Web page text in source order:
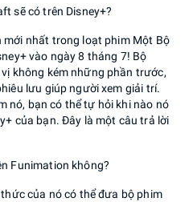
sẽ có trên Disney+?
mới nhất trong loạt phim Một Bộ
vào ngày 8 tháng 7! Bộ
không kém những phần trước,
lưu giúp người xem giải trí.
nó, bạn có thể tự hỏi khi nào nó
của bạn. Đây là một câu trả lời
Funimation không?
của nó có thể đưa bộ phim